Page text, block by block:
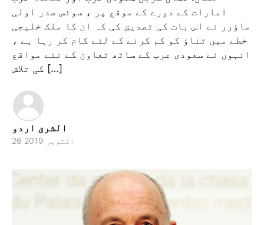
امارات کے دورے کے موقع پر ، سوئس صدر اولی
ماؤرر نے اس بات کی تصدیق کی کہ ان کا ملک خلیجی
خطے میں تناؤ کو کم کرنے کے لئے کام کر رہا ہے ،
انہوں نے سعودی عرب کے ساتھ تعاون کے نئے مواقع
کی تلاش […]
الشرق اردو
26 اکتوبر 2019